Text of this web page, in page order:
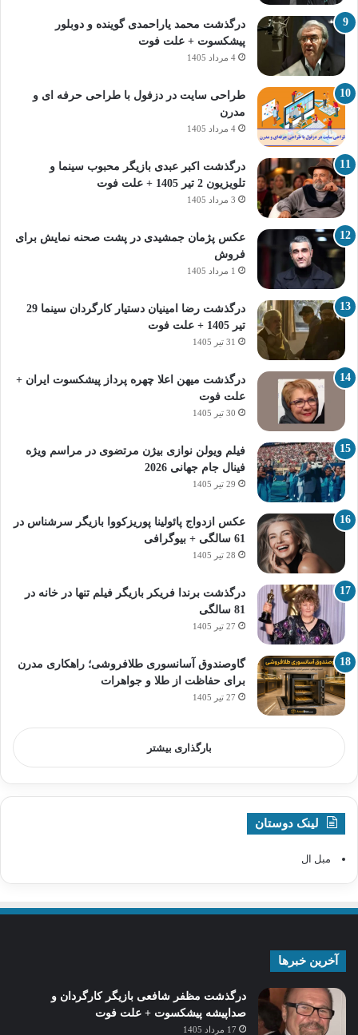
درگذشت محمد یاراحمدی گوینده و دوبلور
پیشکسوت + علت فوت
4 مرداد 1405
طراحی سایت در دزفول با طراحی حرفه‌ ای و
مدرن
4 مرداد 1405
درگذشت اکبر عبدی بازیگر محبوب سینما و
تلویزیون 2 تیر 1405 + علت فوت
3 مرداد 1405
عکس پژمان جمشیدی در پشت صحنه نمایش برای
فروش
1 مرداد 1405
درگذشت رضا امینیان دستیار کارگردان سینما 29
تیر 1405 + علت فوت
31 تیر 1405
درگذشت میهن اعلا چهره پرداز پیشکسوت ایران +
علت فوت
30 تیر 1405
فیلم ویولن نوازی بیژن مرتضوی در مراسم ویژه
فینال جام جهانی 2026
29 تیر 1405
عکس ازدواج پائولینا پوریزکووا بازیگر سرشناس در
61 سالگی + بیوگرافی
28 تیر 1405
درگذشت برندا فریکر بازیگر فیلم تنها در خانه در
81 سالگی
27 تیر 1405
گاوصندوق آسانسوری طلافروشی؛ راهکاری مدرن
برای حفاظت از طلا و جواهرات
27 تیر 1405
بارگذاری بیشتر
لینک دوستان
مبل ال
آخرین خبرها
درگذشت مظفر شافعی بازیگر کارگردان و
صداپیشه پیشکسوت + علت فوت
17 مرداد 1405